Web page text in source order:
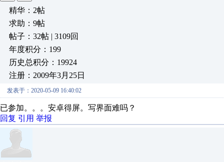
精华：2帖
求助：9帖
帖子：32帖 | 3109回
年度积分：199
历史总积分：19924
注册：2009年3月25日
发表于：2020-05-09 16:40:02
已参加。。。安卓得屏。写界面难吗？
回复 引用 举报